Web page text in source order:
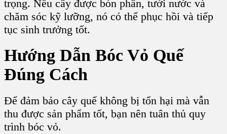
trọng. Nếu cây được bón phân, tưới nước và
chăm sóc kỹ lưỡng, nó có thể phục hồi và tiếp
tục sinh trưởng tốt.
Hướng Dẫn Bóc Vỏ Quế
Đúng Cách
Để đảm bảo cây quế không bị tổn hại mà vẫn
thu được sản phẩm tốt, bạn nên tuân thủ quy
trình bóc vỏ.